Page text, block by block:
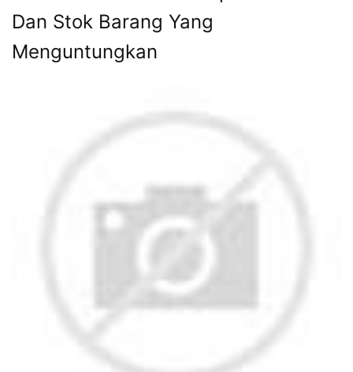
Dan Stok Barang Yang
Menguntungkan